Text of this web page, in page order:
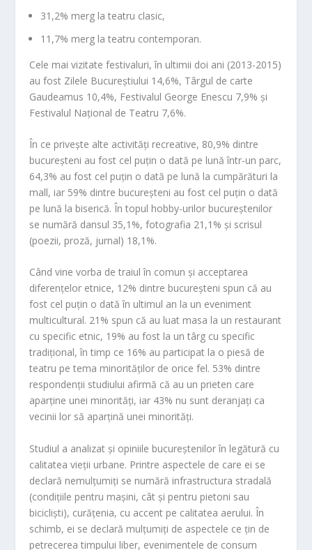
31,2% merg la teatru clasic,
11,7% merg la teatru contemporan.
Cele mai vizitate festivaluri, în ultimii doi ani (2013-2015)
au fost Zilele Bucureștiului 14,6%, Târgul de carte
Gaudeamus 10,4%, Festivalul George Enescu 7,9% și
Festivalul Național de Teatru 7,6%.
În ce privește alte activități recreative, 80,9% dintre
bucureșteni au fost cel puțin o dată pe lună într-un parc,
64,3% au fost cel puțin o dată pe lună la cumpărături la
mall, iar 59% dintre bucureșteni au fost cel puțin o dată
pe lună la biserică. În topul hobby-urilor bucureștenilor
se numără dansul 35,1%, fotografia 21,1% și scrisul
(poezii, proză, jurnal) 18,1%.
Când vine vorba de traiul în comun și acceptarea
diferențelor etnice, 12% dintre bucureșteni spun că au
fost cel puțin o dată în ultimul an la un eveniment
multicultural. 21% spun că au luat masa la un restaurant
cu specific etnic, 19% au fost la un târg cu specific
tradițional, în timp ce 16% au participat la o piesă de
teatru pe tema minorităților de orice fel. 53% dintre
respondenții studiului afirmă că au un prieten care
aparține unei minorități, iar 43% nu sunt deranjați ca
vecinii lor să aparțină unei minorități.
Studiul a analizat și opiniile bucureștenilor în legătură cu
calitatea vieții urbane. Printre aspectele de care ei se
declară nemulțumiți se numără infrastructura stradală
(condițiile pentru mașini, cât și pentru pietoni sau
bicicliști), curățenia, cu accent pe calitatea aerului. În
schimb, ei se declară mulțumiți de aspectele ce țin de
petrecerea timpului liber, evenimentele de consum